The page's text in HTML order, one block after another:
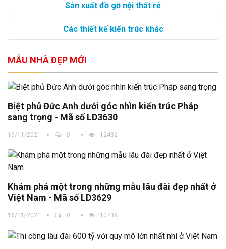
Sản xuất đồ gỗ nội thất rẻ
Các thiết kế kiến trúc khác
MẪU NHÀ ĐẸP MỚI
Biệt phủ Đức Anh dưới góc nhìn kiến trúc Pháp
sang trọng - Mã số LD3630
16/11/2021 0 12432
Khám phá một trong những mẫu lâu đài đẹp nhất ở
Việt Nam - Mã số LD3629
16/11/2021 0 10739